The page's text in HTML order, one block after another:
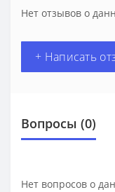
Нет отзывов о
+ Написать
Вопросы (0)
Нет вопросов о